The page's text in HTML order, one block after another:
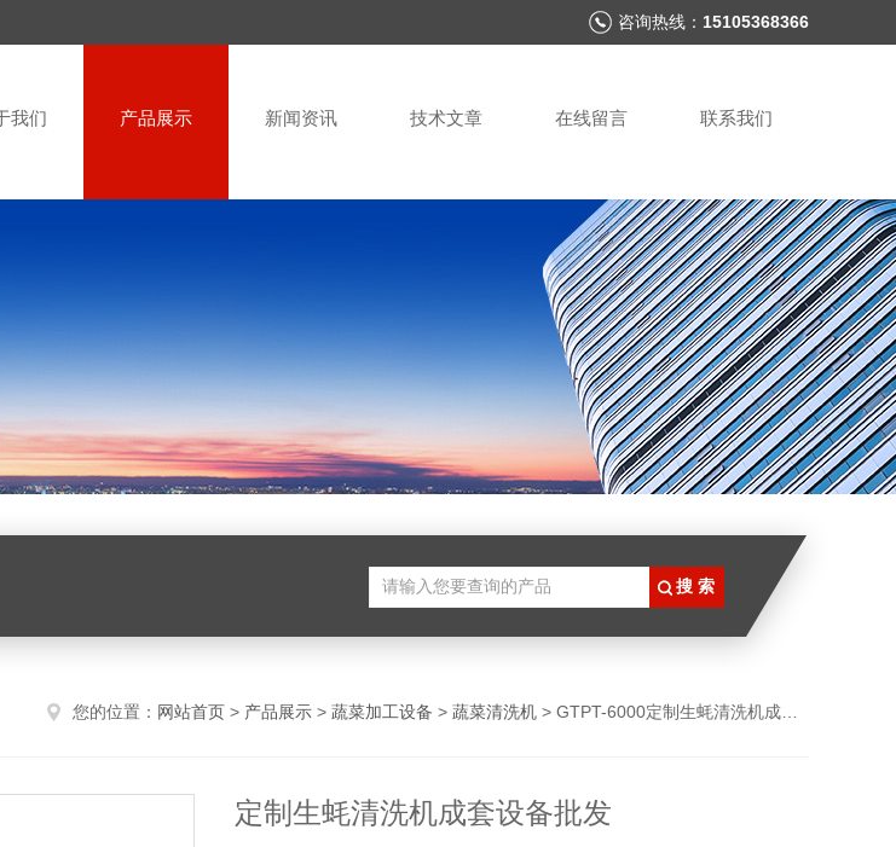
咨询热线： 15105368366
我们 产品展示 新闻资讯 技术文章 在线留言 联系我们
您的位置： 网站首页 > 产品展示 > 蔬菜加工设备 > 蔬菜清洗机 > GTPT-6000定制生蚝清洗机成套设备批发
定制生蚝清洗机成套设备批发